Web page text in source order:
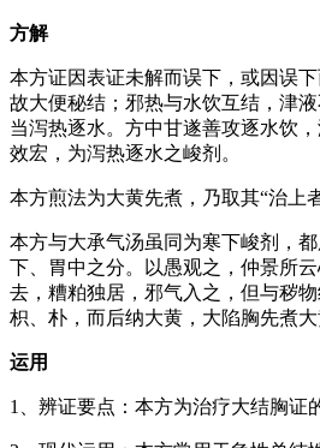
方解
本方证因表证未解而误下，或因误
故大便秘结；邪热与水饮互结，津
当泻热逐水。方中甘遂善攻逐水饮
效宏，为泻热逐水之峻剂。
本方煎法为大黄先煮，乃取其“治上
本方与大承气汤虽同为寒下峻剂，
下、胃中之分。以愚观之，仲景所
去，糟粕独居，邪气入之，但与秽
枳、朴，而后纳大黄，大陷胸先煮
运用
1、辨证要点：本方为治疗大结胸证